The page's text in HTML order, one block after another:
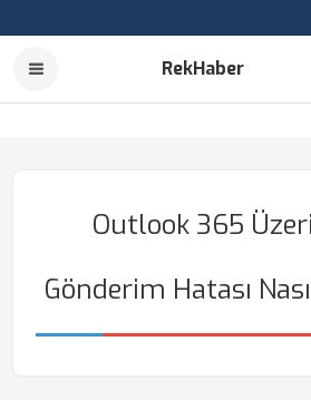
RekHaber
Outlook 365
Gönderim Hatası